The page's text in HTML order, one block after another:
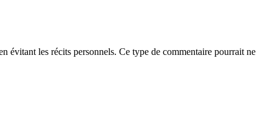
évitant les récits personnels. Ce type de commentaire pourrait ne